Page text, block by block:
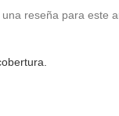
reseña para este